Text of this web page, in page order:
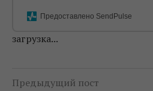
Предоставлено SendPulse
загрузка...
Предыдущий пост